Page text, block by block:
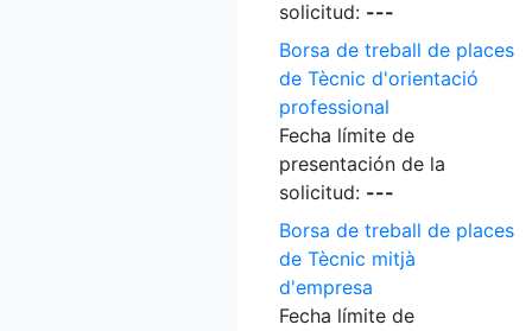
solicitud: ---
Borsa de treball de places
de Tècnic d'orientació
professional
Fecha límite de
presentación de la
solicitud: ---
Borsa de treball de places
de Tècnic mitjà
d'empresa
Fecha límite de